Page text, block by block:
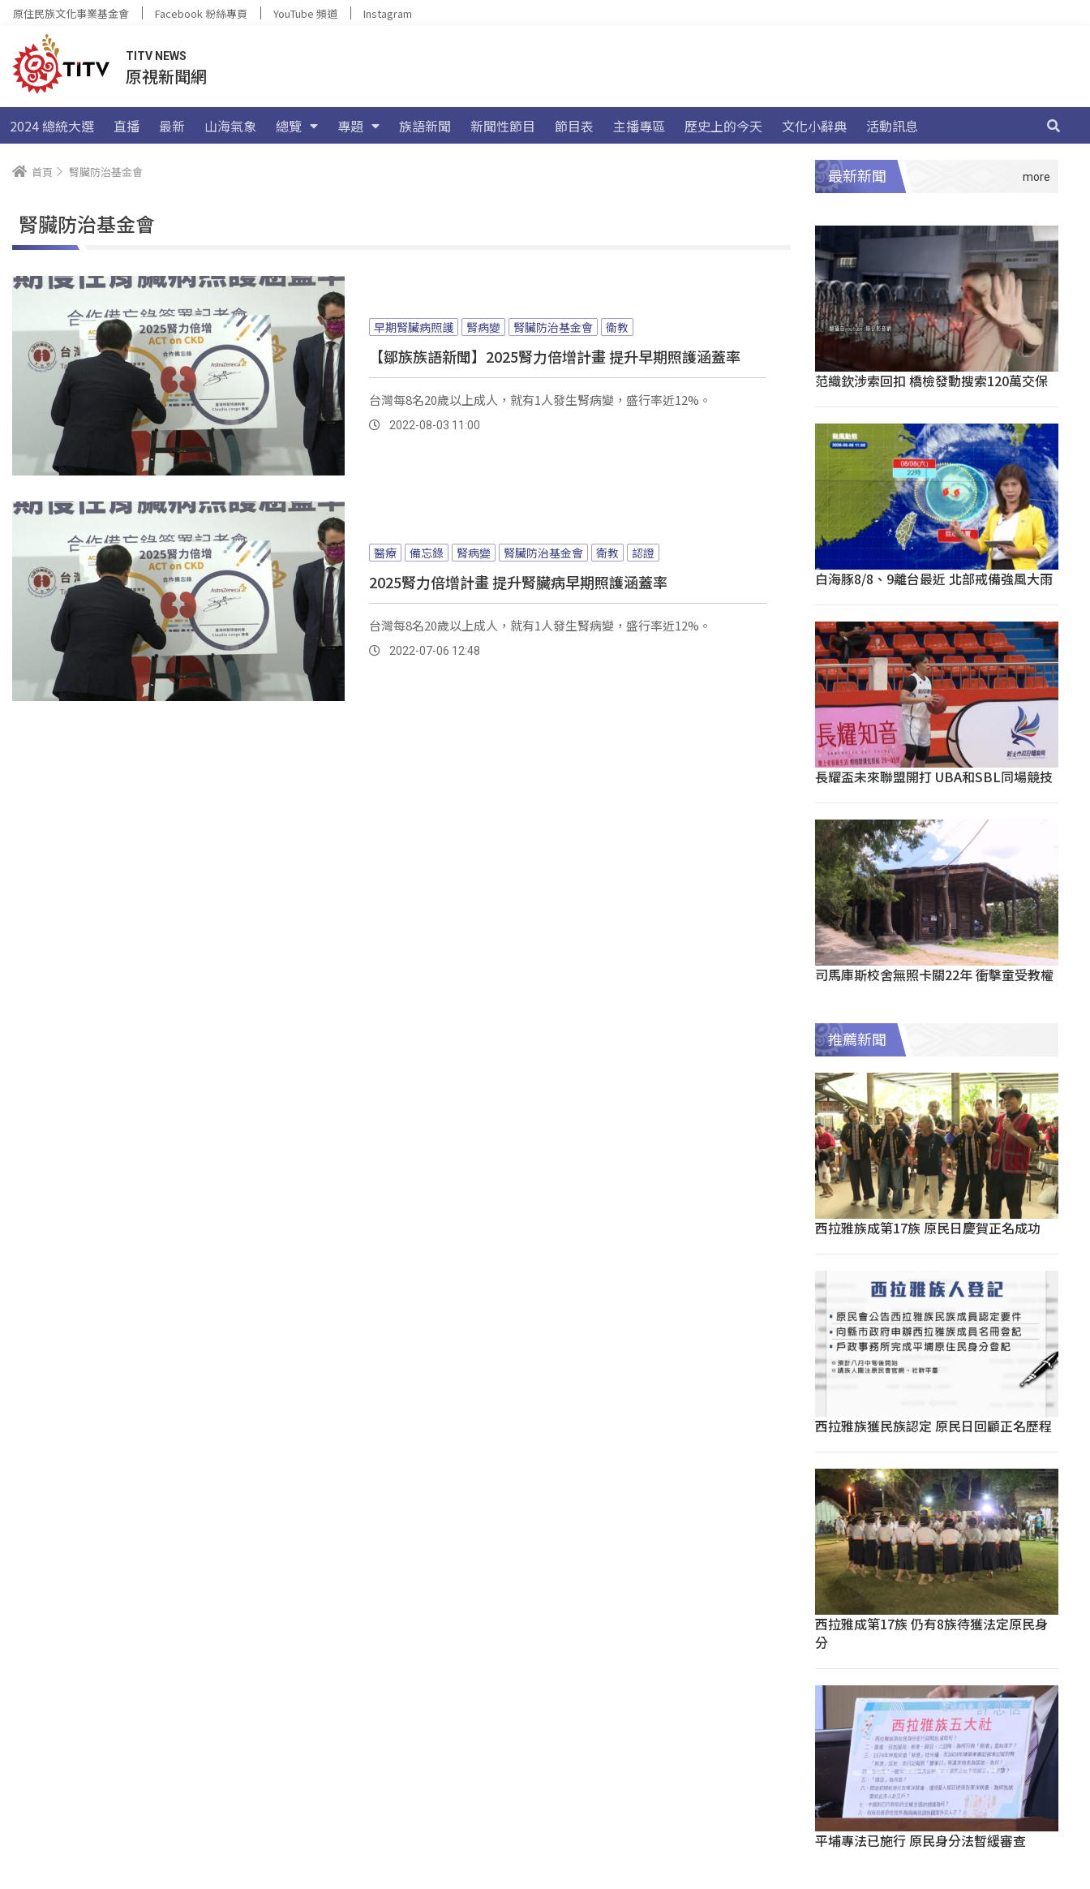
原住民族文化事業基金會 Facebook 粉絲專頁 YouTube 頻道 Instagram
TITV NEWS
原視新聞網
2024 總統大選 直播 最新 山海氣象 總覽 專題 族語新聞 新聞性節目 節目表 主播專區 歷史上的今天 文化小辭典 活動訊息
首頁 腎臟防治基金會
腎臟防治基金會
早期腎臟病照護 腎病變 腎臟防治基金會 衛教
【鄒族族語新聞】2025腎力倍增計畫 提升早期照護涵蓋率
台灣每8名20歲以上成人，就有1人發生腎病變，盛行率近12%。
2022-08-03 11:00
醫療 備忘錄 腎病變 腎臟防治基金會 衛教 認證
2025腎力倍增計畫 提升腎臟病早期照護涵蓋率
台灣每8名20歲以上成人，就有1人發生腎病變，盛行率近12%。
2022-07-06 12:48
最新新聞
范織欽涉索回扣 橋檢發動搜索120萬交保
白海豚8/8、9離台最近 北部戒備強風大雨
長耀盃未來聯盟開打 UBA和SBL同場競技
司馬庫斯校舍無照卡關22年 衝擊童受教權
推薦新聞
西拉雅族成第17族 原民日慶賀正名成功
西拉雅族獲民族認定 原民日回顧正名歷程
西拉雅成第17族 仍有8族待獲法定原民身
分
平埔專法已施行 原民身分法暫緩審查